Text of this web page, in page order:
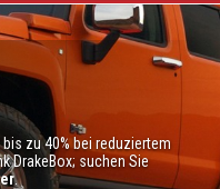
zu 40% bei reduziertem
DrakeBox; suchen Sie
.